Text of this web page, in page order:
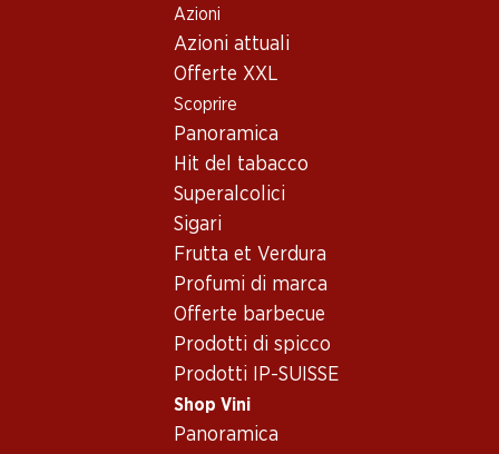
Azioni
Azioni attuali
Offerte XXL
Scoprire
Panoramica
Hit del tabacco
Superalcolici
Sigari
Frutta et Verdura
Profumi di marca
Offerte barbecue
Prodotti di spicco
Prodotti IP-SUISSE
Shop Vini
Panoramica
Vino/champagne
Champagne Dom Pérignon Vintage Brut
Esclusiva online!